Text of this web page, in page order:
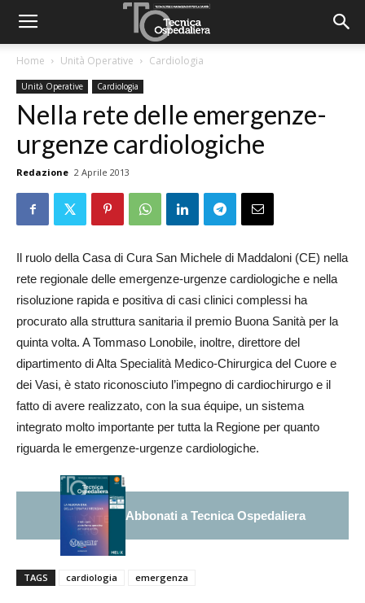
Home Unità Operative Cardiologia
Unità Operative Cardiologia
Nella rete delle emergenze-
urgenze cardiologiche
Redazione 2 Aprile 2013
Il ruolo della Casa di Cura San Michele di Maddaloni (CE) nella
rete regionale delle emergenze-urgenze cardiologiche e nella
risoluzione rapida e positiva di casi clinici complessi ha
procurato alla struttura sanitaria il premio Buona Sanità per la
quinta volta. A Tommaso Lonobile, inoltre, direttore del
dipartimento di Alta Specialità Medico-Chirurgica del Cuore e
dei Vasi, è stato riconosciuto l’impegno di cardiochirurgo e il
fatto di avere realizzato, con la sua équipe, un sistema
integrato molto importante per tutta la Regione per quanto
riguarda le emergenze-urgenze cardiologiche.
Abbonati a Tecnica Ospedaliera
TAGS cardiologia emergenza